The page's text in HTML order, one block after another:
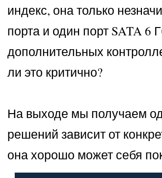
индекс, она только
порта и один порт SATA 6
дополнительных
ли это критично?
На выходе мы получаем
решений зависит от
она хорошо может себя